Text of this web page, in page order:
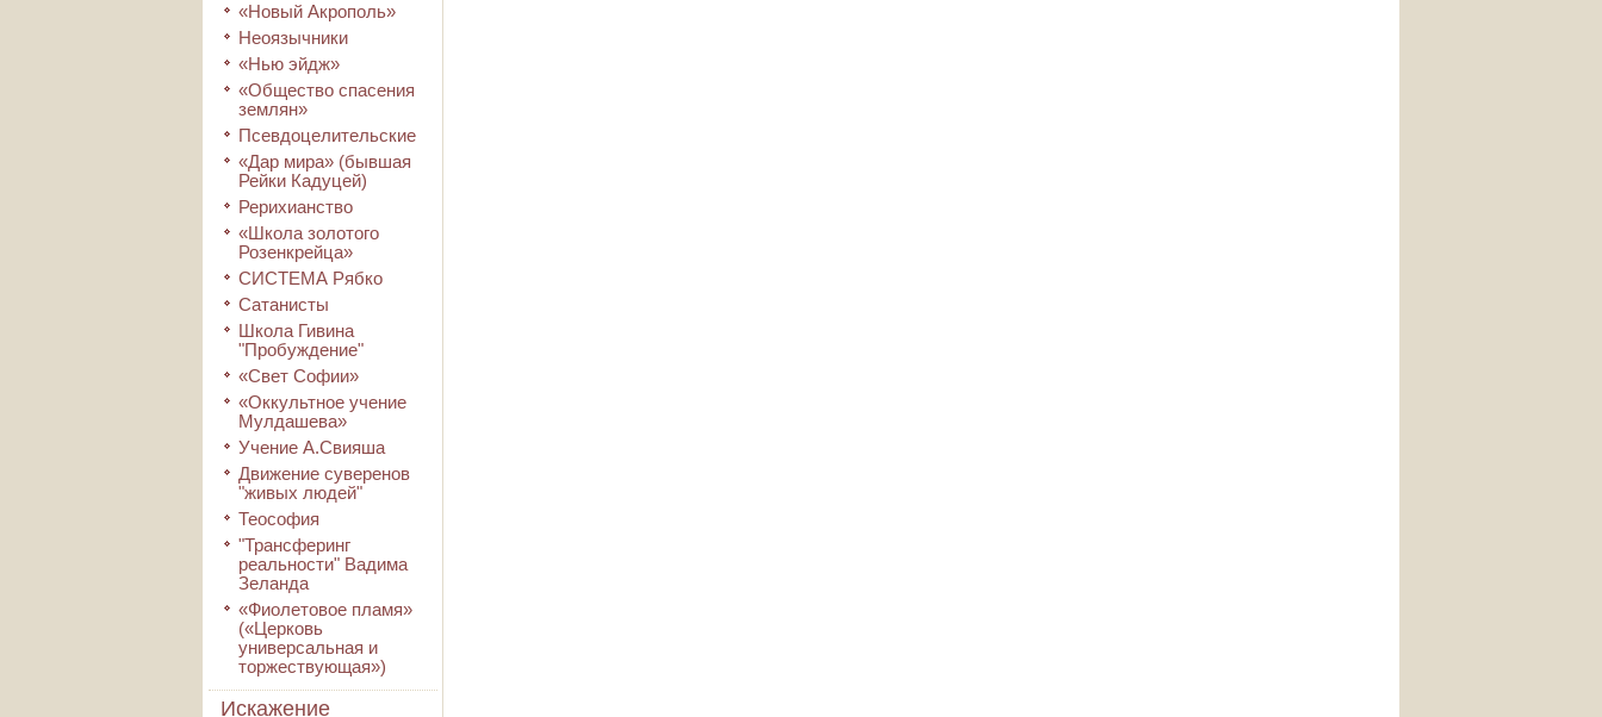
«Новый Акрополь»
Неоязычники
«Нью эйдж»
«Общество спасения
землян»
Псевдоцелительские
«Дар мира» (бывшая
Рейки Кадуцей)
Рерихианство
«Школа золотого
Розенкрейца»
СИСТЕМА Рябко
Сатанисты
Школа Гивина
"Пробуждение"
«Свет Софии»
«Оккультное учение
Мулдашева»
Учение А.Свияша
Движение суверенов
"живых людей"
Теософия
"Трансферинг
реальности" Вадима
Зеланда
«Фиолетовое пламя»
(«Церковь
универсальная и
торжествующая»)
Искажение